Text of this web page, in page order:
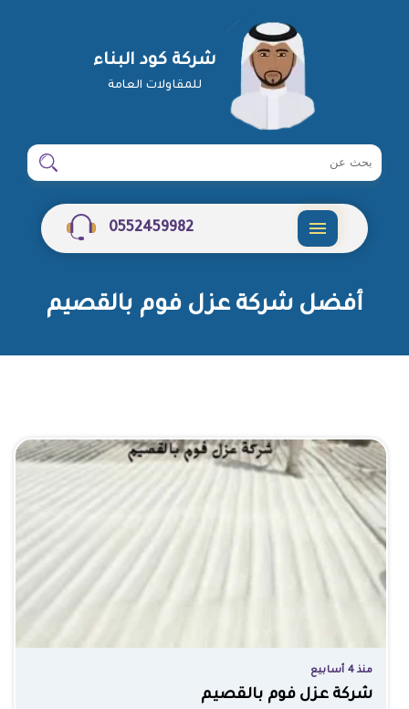
شركة كود البناء
للمقاولات العامة
ابحث
شركة
ابحث
0552459982
أفضل شركة عزل فوم بالقصيم
منذ 4 أسابيع
شركة عزل فوم بالقصيم